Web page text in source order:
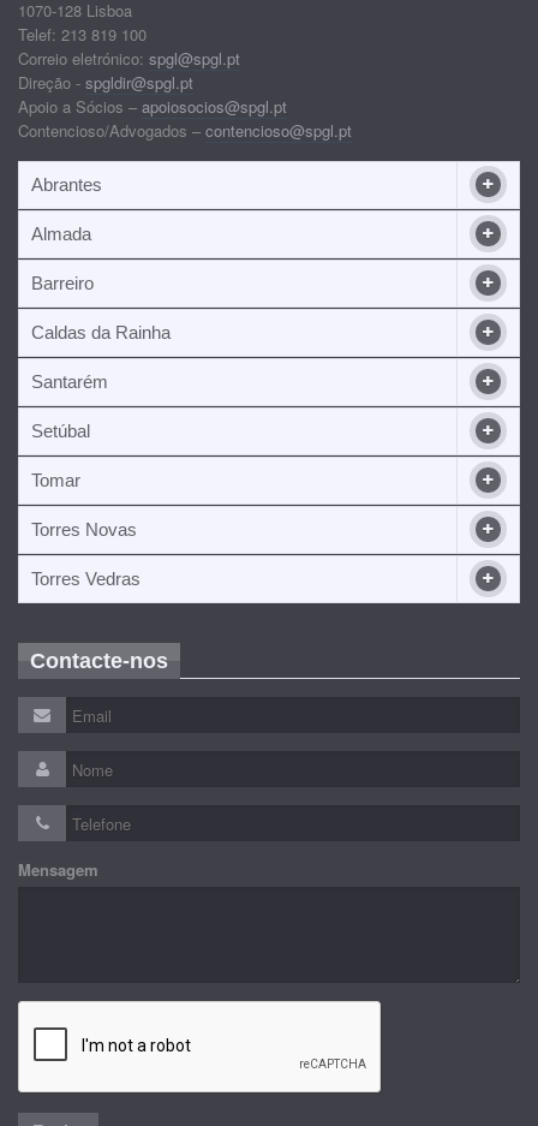
1070-128 Lisboa
Telef: 213 819 100
Correio eletrónico: spgl@spgl.pt
Direção - spgldir@spgl.pt
Apoio a Sócios – apoiosocios@spgl.pt
Contencioso/Advogados – contencioso@spgl.pt
Abrantes
Almada
Barreiro
Caldas da Rainha
Santarém
Setúbal
Tomar
Torres Novas
Torres Vedras
Contacte-nos
Mensagem